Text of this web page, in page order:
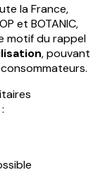
la France,
et BOTANIC,
motif du rappel
, pouvant